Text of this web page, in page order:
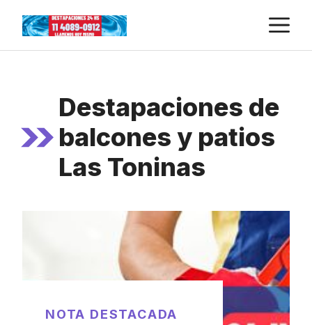
content
Destapaciones de
balcones y patios
Las Toninas
NOTA DESTACADA